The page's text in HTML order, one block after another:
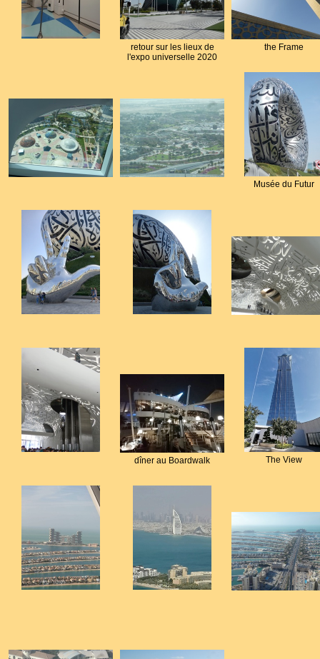
retour sur les lieux de
l'expo universelle 2020
the Frame
Musée du Futur
dîner au Boardwalk The View